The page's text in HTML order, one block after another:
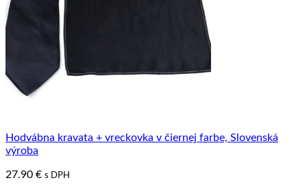
Hodvábna kravata + vreckovka v čiernej farbe, Slovenská
výroba
27.90 € s DPH